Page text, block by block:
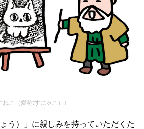
ねこ（愛称:すにゃこ）｣
う）」に親しみを持っていただくた